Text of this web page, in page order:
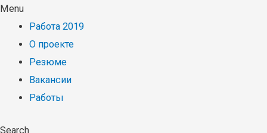
Menu
Работа 2019
О проекте
Резюме
Вакансии
Работы
Search